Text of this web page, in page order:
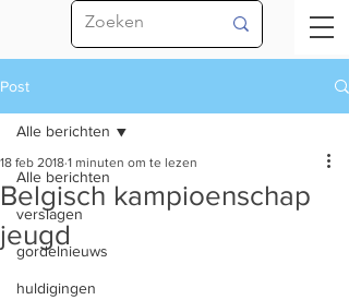
Post
Alle berichten
verslagen
gordelnieuws
huldigingen
Alle berichten
Belgisch kampioenschap
jeugd
18 feb 2018 1 minuten om te lezen